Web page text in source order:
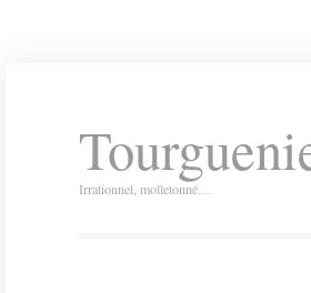
Irrationnel, molletonné…